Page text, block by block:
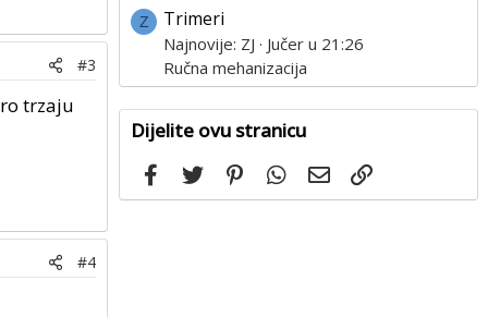
#3
trzaju
#4
Z Trimeri
Najnovije: ZJ
Jučer u 21:26
Ručna mehanizacija
Dijelite ovu stranicu
Facebook
Twitter PinterestWhatsApp
Email